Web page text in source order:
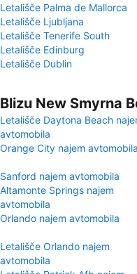
Letališče Palma de Mallorca
Letališče Ljubljana
Letališče Tenerife South
Letališče Edinburg
Letališče Dublin
Blizu New
Letališče Daytona Beach
avtomobila
Orange City najem avtomobila
Sanford najem avtomobila
Altamonte Springs najem
avtomobila
Orlando najem avtomobila
Letališče Orlando najem
avtomobila